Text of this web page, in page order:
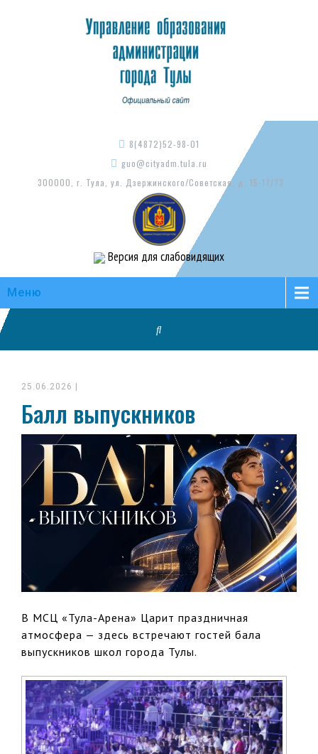
8(4872)52-98-01
guo@cityadm.tula.ru
300000, г. Тула, ул. Дзержинского/Советская, д. 15-17/73
Версия для слабовидящих
Меню
25.06.2026
Балл выпускников
В МСЦ «Тула-Арена» Царит праздничная
атмосфера — здесь встречают гостей бала
выпускников школ города Тулы.